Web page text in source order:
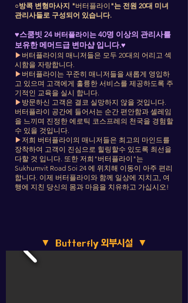
○방콕 변형마사지 "버터플라이 "는 전원 20대 미녀
관리사들로 구성되어 있습니다.
♥스쿰빗 24 버터플라이는 40명 이상의 관리사를
보유한 메머드급 변마샵 입니다.♥
▶ 버터플라이의 매니저들은 모두 20대의 어리고 섹
시함을 자랑합니다.
▶ 버터플라이는 꾸준히 매니저들을 새롭게 영입하
고 있으며 고객에게 훌륭한 서비스를 제공하도록 주
기적인 교육을 실시 합니다.
▶ 방문하신 고객은 결코 실망하지 않을 것입니다.
버터플라이 공간에 들어서는 순간 편안함과 셀레임
을 느끼며 진정한 에로틱 코스프레의 천국을 경험할
수 있을 것입니다.
▶ 저희 버터플라이의 매니저들은 최고의 마인드를
장착하여 고객이 진심으로 힐링할수 있도록 최선을
다할 것 입니다. 또한 저희"버터플라이"는
Sukhumvit Road Soi 24 에 위치해 이동이 아주 편리
합니다. 이제 버터플라이와 함께 일상에 지치고, 여
행에 지친 당신의 몸과 마음을 치유하고 가십시오!
▼ Butterfly 외부시설 ▼